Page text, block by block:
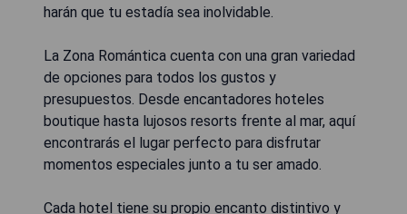
harán que tu estadía sea inolvidable.
La Zona Romántica cuenta con una gran variedad
de opciones para todos los gustos y
presupuestos. Desde encantadores hoteles
boutique hasta lujosos resorts frente al mar, aquí
encontrarás el lugar perfecto para disfrutar
momentos especiales junto a tu ser amado.
Cada hotel tiene su propio encanto distintivo y